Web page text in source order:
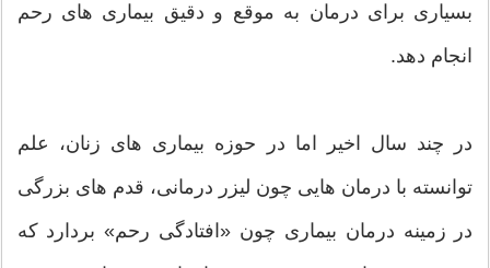
بسیاری برای درمان به موقع و دقیق بیماری های رحم
انجام دهد.
در چند سال اخیر اما در حوزه بیماری های زنان، علم
توانسته با درمان هایی چون لیزر درمانی، قدم های بزرگی
در زمینه درمان بیماری چون «افتادگی رحم» بردارد که